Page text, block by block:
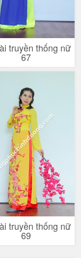
truyền thống nữ
67
truyền thống nữ
69